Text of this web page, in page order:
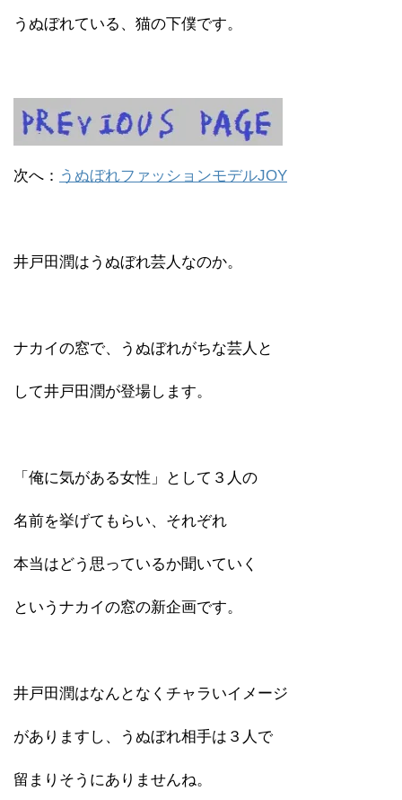
うぬぼれている、猫の下僕です。
次へ： うぬぼれファッションモデルJOY
井戸田潤はうぬぼれ芸人なのか。
ナカイの窓で、うぬぼれがちな芸人と
して井戸田潤が登場します。
「俺に気がある女性」として３人の
名前を挙げてもらい、それぞれ
本当はどう思っているか聞いていく
というナカイの窓の新企画です。
井戸田潤はなんとなくチャラいイメージ
がありますし、うぬぼれ相手は３人で
留まりそうにありませんね。